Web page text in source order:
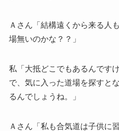
Ａさん「結構遠くから来る人
場無いのかな？？」
私「大抵どこでもあるんです
で、気に入った道場を探すと
るんでしょうね。」
Ａさん「私も合気道は子供に